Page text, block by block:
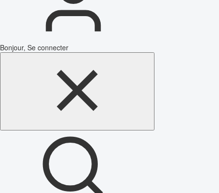
Bonjour, Se connecter